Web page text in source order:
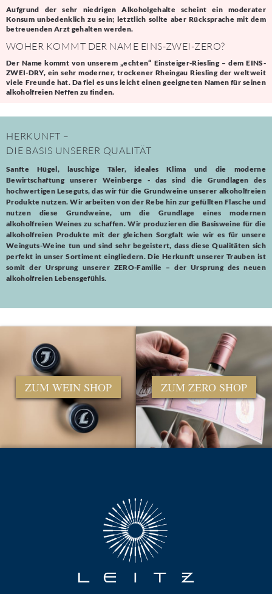
Aufgrund der sehr niedrigen Alkoholgehalte scheint ein moderater
Konsum unbedenklich zu sein; letztlich sollte aber Rücksprache mit dem
betreuenden Arzt gehalten werden.
WOHER KOMMT DER NAME EINS-ZWEI-ZERO?
Der Name kommt von unserem „echten“ Einsteiger-Riesling – dem EINS-
ZWEI-DRY, ein sehr moderner, trockener Rheingau Riesling der weltweit
viele Freunde hat. Da fiel es uns leicht einen geeigneten Namen für seinen
alkoholfreien Neffen zu finden.
HERKUNFT –
DIE BASIS UNSERER QUALITÄT
Sanfte Hügel, lauschige Täler, ideales Klima und die moderne
Bewirtschaftung unserer Weinberge - das sind die Grundlagen des
hochwertigen Leseguts, das wir für die Grundweine unserer alkoholfreien
Produkte nutzen. Wir arbeiten von der Rebe hin zur gefüllten Flasche und
nutzen diese Grundweine, um die Grundlage eines modernen
alkoholfreien Weines zu schaffen. Wir produzieren die Basisweine für die
alkoholfreien Produkte mit der gleichen Sorgfalt wie wir es für unsere
Weinguts-Weine tun und sind sehr begeistert, dass diese Qualitäten sich
perfekt in unser Sortiment eingliedern. Die Herkunft unserer Trauben ist
somit der Ursprung unserer ZERO-Familie – der Ursprung des neuen
alkoholfreien Lebensgefühls.
ZUM WEIN SHOP ZUM ZERO SHOP